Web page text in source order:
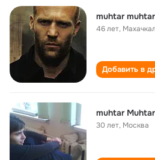
muhtar
46 лет,
Добавить в
muhtar
30 лет, Москва